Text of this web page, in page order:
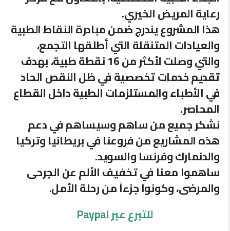
رعاية المريض الخيري.
هذا المشروع يندرج ضمن مبادرة النقاط الطبية
والعيادات المتنقلة التي أطلقها التجمع،
والتي وصلت لأكثر من 16 نقطة طبية، بهدف
تقديم خدمات تخصصية في ظل النقص الحاد
في الأطباء والمستلزمات الطبية داخل القطاع
المحاصر.
نشكر جميع من ساهم وسيساهم في دعم
هذه المشاريع من فروعنا في بريطانيا وتركيا
والدنمارك وفرنسا والسويد.
ساهموا معنا في تخفيف الألم عن الجرحى
والمرضى، وكونوا جزءاً من رحلة الأمل.
للتبرع عبر Paypal